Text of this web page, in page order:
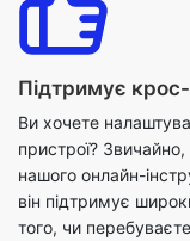
Ви хочете
пристрої?
він підтримує
того, чи
ноутбуці чи в
легко налаштувати
відповідно до
Завдяки